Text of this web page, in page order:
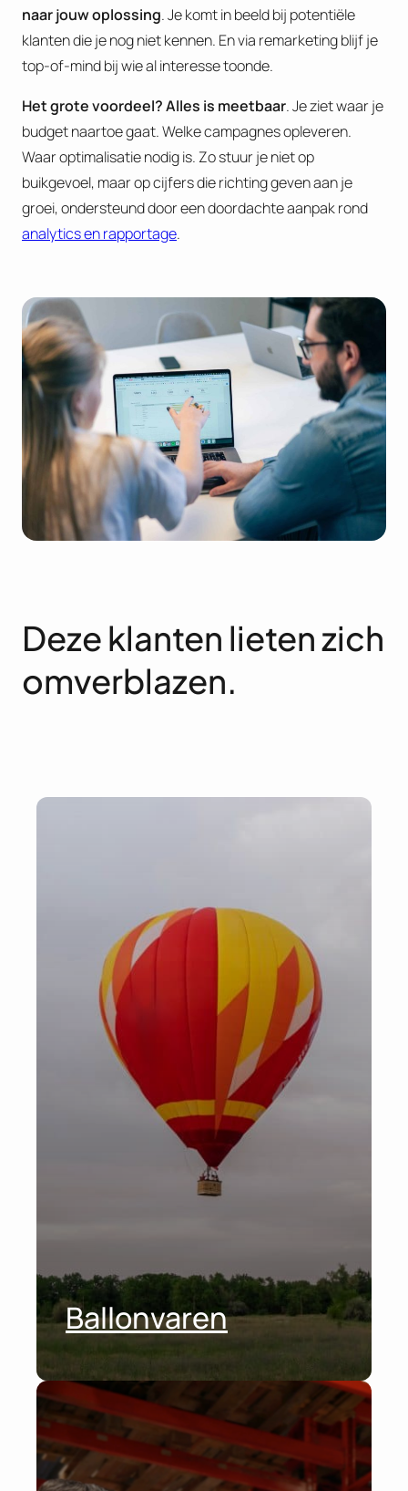
naar jouw oplossing. Je komt in beeld bij potentiële
klanten die je nog niet kennen. En via remarketing blijf je
top-of-mind bij wie al interesse toonde.
Het grote voordeel? Alles is meetbaar. Je ziet waar je
budget naartoe gaat. Welke campagnes opleveren.
Waar optimalisatie nodig is. Zo stuur je niet op
buikgevoel, maar op cijfers die richting geven aan je
groei, ondersteund door een doordachte aanpak rond
analytics en rapportage.
Deze klanten lieten zich
omverblazen.
Ballonvaren